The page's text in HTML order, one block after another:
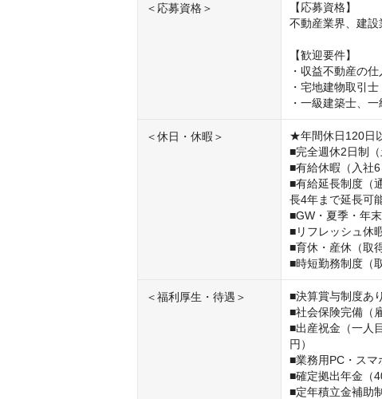
＜応募資格＞
【応募資格】
不動産業界、建
【歓迎要件】
・収益不動産の
・宅地建物取引士
・一級建築士、
＜休日・休暇＞
★年間休日120日
■完全週休2日制（
■有給休暇（入社6
■有給延長制度（
長4年まで延長可能
■GW・夏季・年
■リフレッシュ休
■育休・産休（取
■時短勤務制度（
＜福利厚生・待遇＞
■決算賞与制度あり
■社会保険完備（
■出産祝金（一人
円）
■業務用PC・スマ
■確定拠出年金（
■定年積立金補助